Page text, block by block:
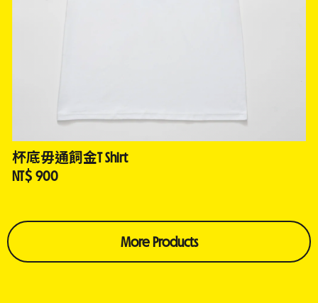
杯底毋通飼金T Shirt
NT$ 900
More Products